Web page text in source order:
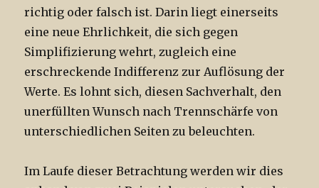
richtig oder falsch ist. Darin liegt einerseits
eine neue Ehrlichkeit, die sich gegen
Simplifizierung wehrt, zugleich eine
erschreckende Indifferenz zur Auflösung der
Werte. Es lohnt sich, diesen Sachverhalt, den
unerfüllten Wunsch nach Trennschärfe von
unterschiedlichen Seiten zu beleuchten.
Im Laufe dieser Betrachtung werden wir dies